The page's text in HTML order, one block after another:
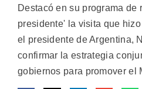
Destacó en su programa
presidente' la visita que
el presidente de Argentina,
confirmar la estrategia
gobiernos para promover el